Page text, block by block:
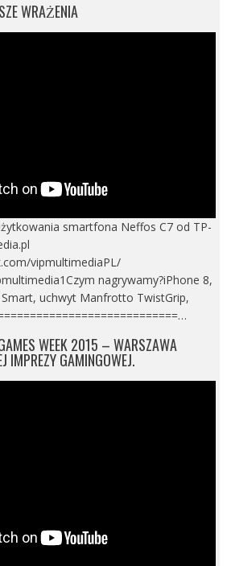
WRAŻENIA
smartfona Neffos C7 od TP-
vipmultimediaPL/
nagrywamy?iPhone 8,
uchwyt Manfrotto TwistGrip,
WEEK 2015 – WARSZAWA
IMPREZY GAMINGOWEJ.